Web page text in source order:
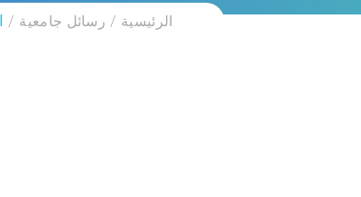
الرئيسية رسائل جامعية